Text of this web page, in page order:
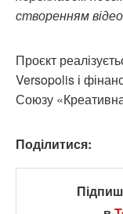
створенням
Проєкт
Versopolis і
Союзу
Поділитися: